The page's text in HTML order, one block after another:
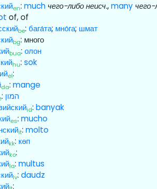
en:much чего-либо неисч.,many чего-
of, of
be:бага́та; мно́га; шмат
bg: много
bua:олон
hu:sok
el:
da:mange
: המון
id:banyak
es:mucho
it:molto
kk: көп
ko:
la:multus
lv:daudz
: